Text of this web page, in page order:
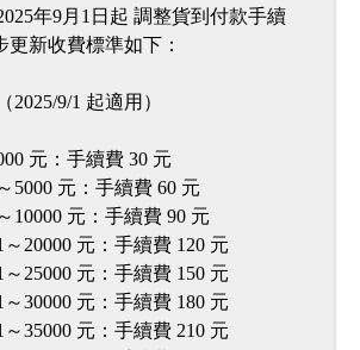
年9月1日起 調整貨到付款手續
更新收費標準如下：
2025/9/1 起適用）
元：手續費 30 元
5000 元：手續費 60 元
10000 元：手續費 90 元
20000 元：手續費 120 元
25000 元：手續費 150 元
30000 元：手續費 180 元
35000 元：手續費 210 元